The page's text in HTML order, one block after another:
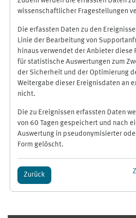
wissenschaftlicher Fragestellungen
Die erfassten Daten zu den
Linie der Bearbeitung von
hinaus verwendet der Anbieter diese
für statistische Auswertungen zum
der Sicherheit und der Optimierung
Weitergabe dieser Ereignisdaten an
nicht.
Die zu Ereignissen erfassten Daten
von 60 Tagen gespeichert und nach
Auswertung in pseudonymisierter
Form gelöscht.
Zurück